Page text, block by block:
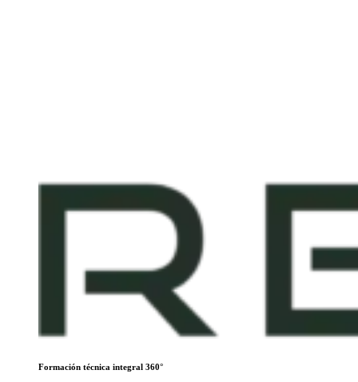
Formación técnica integral 360°